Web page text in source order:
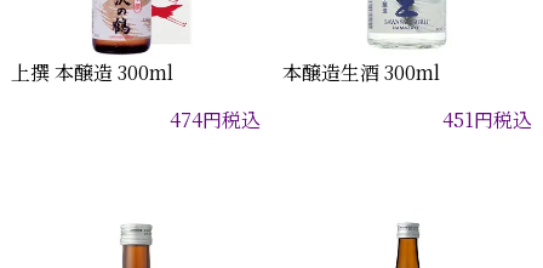
上撰 本醸造 300ml
474円税込
本醸造生酒 300ml
451円税込